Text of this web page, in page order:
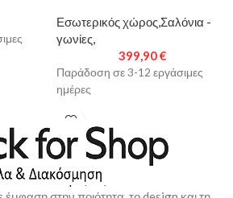
Εσωτερικός χώρος,Σαλόνια -
γωνίες,
399,90€
Παράδοση σε 3-12 εργάσιμες
ημέρες